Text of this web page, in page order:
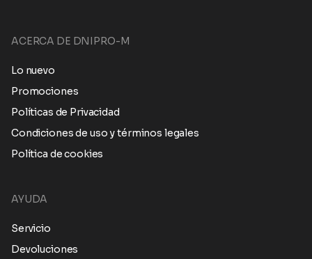
ACERCA DE DNIPRO-M
Lo nuevo
Promociones
Políticas de Privacidad
Condiciones de uso y términos legales
Política de cookies
AYUDA
Servicio
Devoluciones